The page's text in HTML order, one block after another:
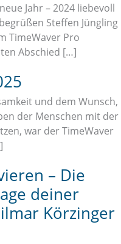
Jahr – 2024 liebevoll
Steffen Jüngling
TimeWaver Pro
Abschied […]
und dem Wunsch,
der Menschen mit der
war der TimeWaver
– Die
deiner
Körzinger